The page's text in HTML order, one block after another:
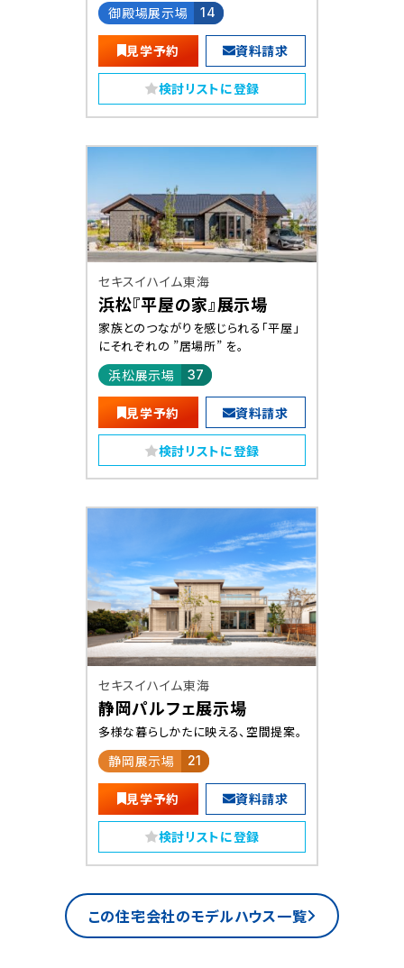
御殿場展示場 14
見学予約 資料請求
検討リストに登録
セキスイハイム東海
浜松『平屋の家』展示場
家族とのつながりを感じられる「平屋」
にそれぞれの ”居場所” を。
浜松展示場 37
見学予約 資料請求
検討リストに登録
セキスイハイム東海
静岡パルフェ展示場
多様な暮らしかたに映える、空間提案。
静岡展示場 21
見学予約 資料請求
検討リストに登録
この住宅会社のモデルハウス一覧